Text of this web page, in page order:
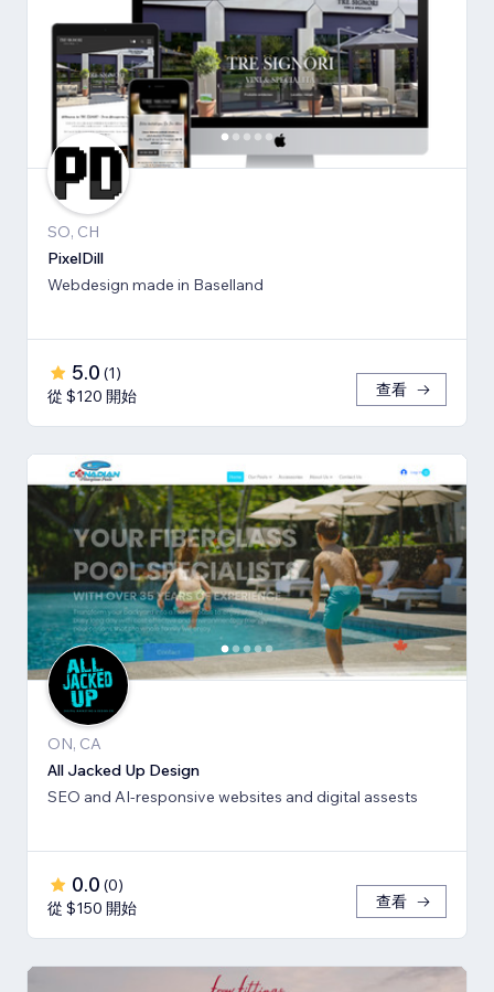
SO, CH
PixelDill
Webdesign made in Baselland
5.0 (1)
從 $120 開始
查看
ON, CA
All Jacked Up Design
SEO and AI-responsive websites and digital assests
0.0 (0)
從 $150 開始
查看